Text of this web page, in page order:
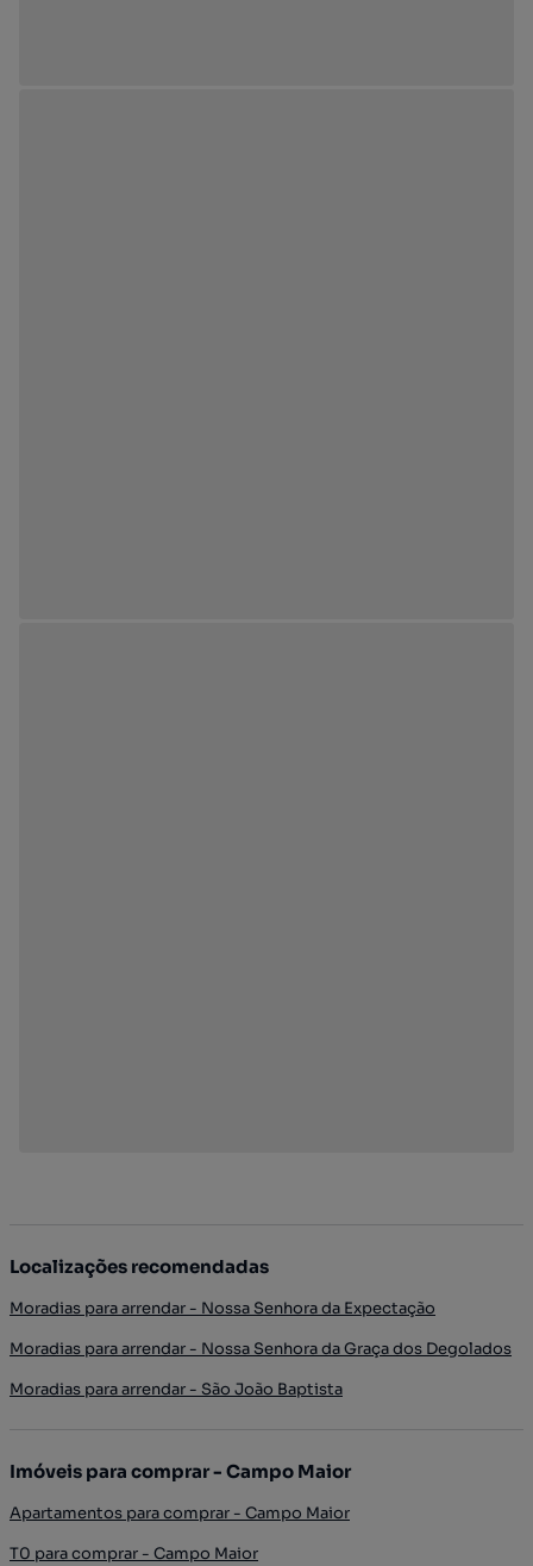
Localizações recomendadas
Moradias para arrendar - Nossa Senhora da Expectação
Moradias para arrendar - Nossa Senhora da Graça dos Degolados
Moradias para arrendar - São João Baptista
Imóveis para comprar - Campo Maior
Apartamentos para comprar - Campo Maior
T0 para comprar - Campo Maior